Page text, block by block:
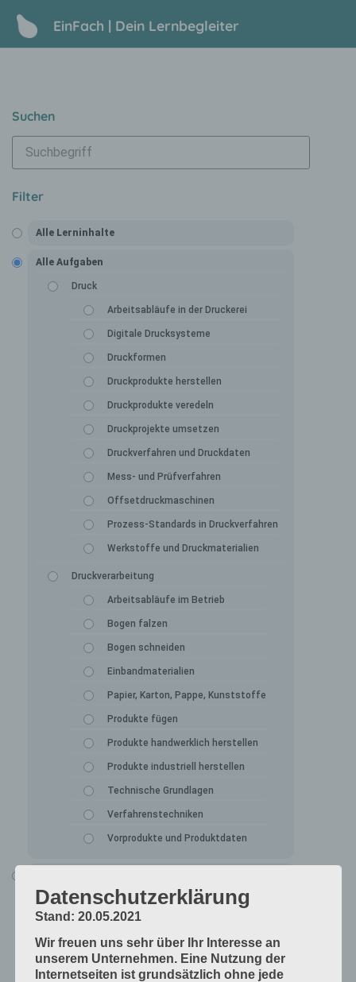
EinFach | Dein Lernbegleiter
Suchen
Filter
Alle Lerninhalte
Alle Aufgaben
Druck
Arbeitsabläufe in der Druckerei
Digitale Drucksysteme
Druckformen
Druckprodukte herstellen
Druckprodukte veredeln
Druckprojekte umsetzen
Druckverfahren und Druckdaten
Mess- und Prüfverfahren
Offsetdruckmaschinen
Prozess-Standards in Druckverfahren
Werkstoffe und Druckmaterialien
Druckverarbeitung
Arbeitsabläufe im Betrieb
Bogen falzen
Bogen schneiden
Einbandmaterialien
Papier, Karton, Pappe, Kunststoffe
Produkte fügen
Produkte handwerklich herstellen
Produkte industriell herstellen
Technische Grundlagen
Verfahrenstechniken
Vorprodukte und Produktdaten
Druck
Arbeitsabläufe in der Druckerei
Digitale Drucksysteme
Druckformen
Datenschutzerklärung
Stand: 20.05.2021
Wir freuen uns sehr über Ihr Interesse an
unserem Unternehmen. Eine Nutzung der
Internetseiten ist grundsätzlich ohne jede